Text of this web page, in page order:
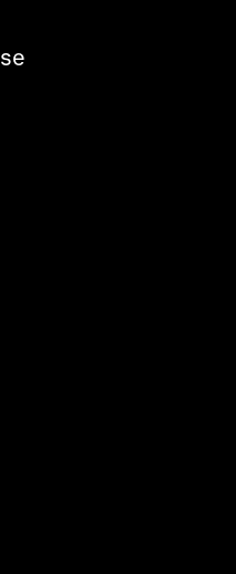
(Helma Sanders-
zu den
Geschichte in den
beanspruchenden
Die heftige
Perspektive auf
zeitgenössische
Blick auf die
Films, der den
Biografien in seiner
Brüchen